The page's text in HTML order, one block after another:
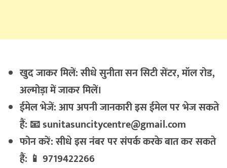
खुद जाकर मिलें: सीधे सुनीता सन सिटी सेंटर, मॉल रोड,
अल्मोड़ा में जाकर मिलें।
ईमेल भेजें: आप अपनी जानकारी इस ईमेल पर भेज सकते
हैं: 📧sunitasuncitycentre@gmail.com
फोन करें: सीधे इस नंबर पर संपर्क करके बात कर सकते
हैं: 📱 9719422266